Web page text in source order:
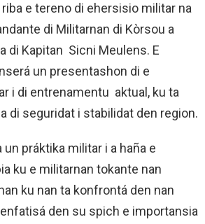
e tereno di ehersisio militar na
di Militarnan di Kòrsou a
di Kapitan Sicni Meulens. E
un presentashon di e
i di entrenamentu aktual, ku ta
di seguridat i stabilidat den region.
práktika militar i a haña e
ku e militarnan tokante nan
ku nan ta konfrontá den nan
den su spich e importansia